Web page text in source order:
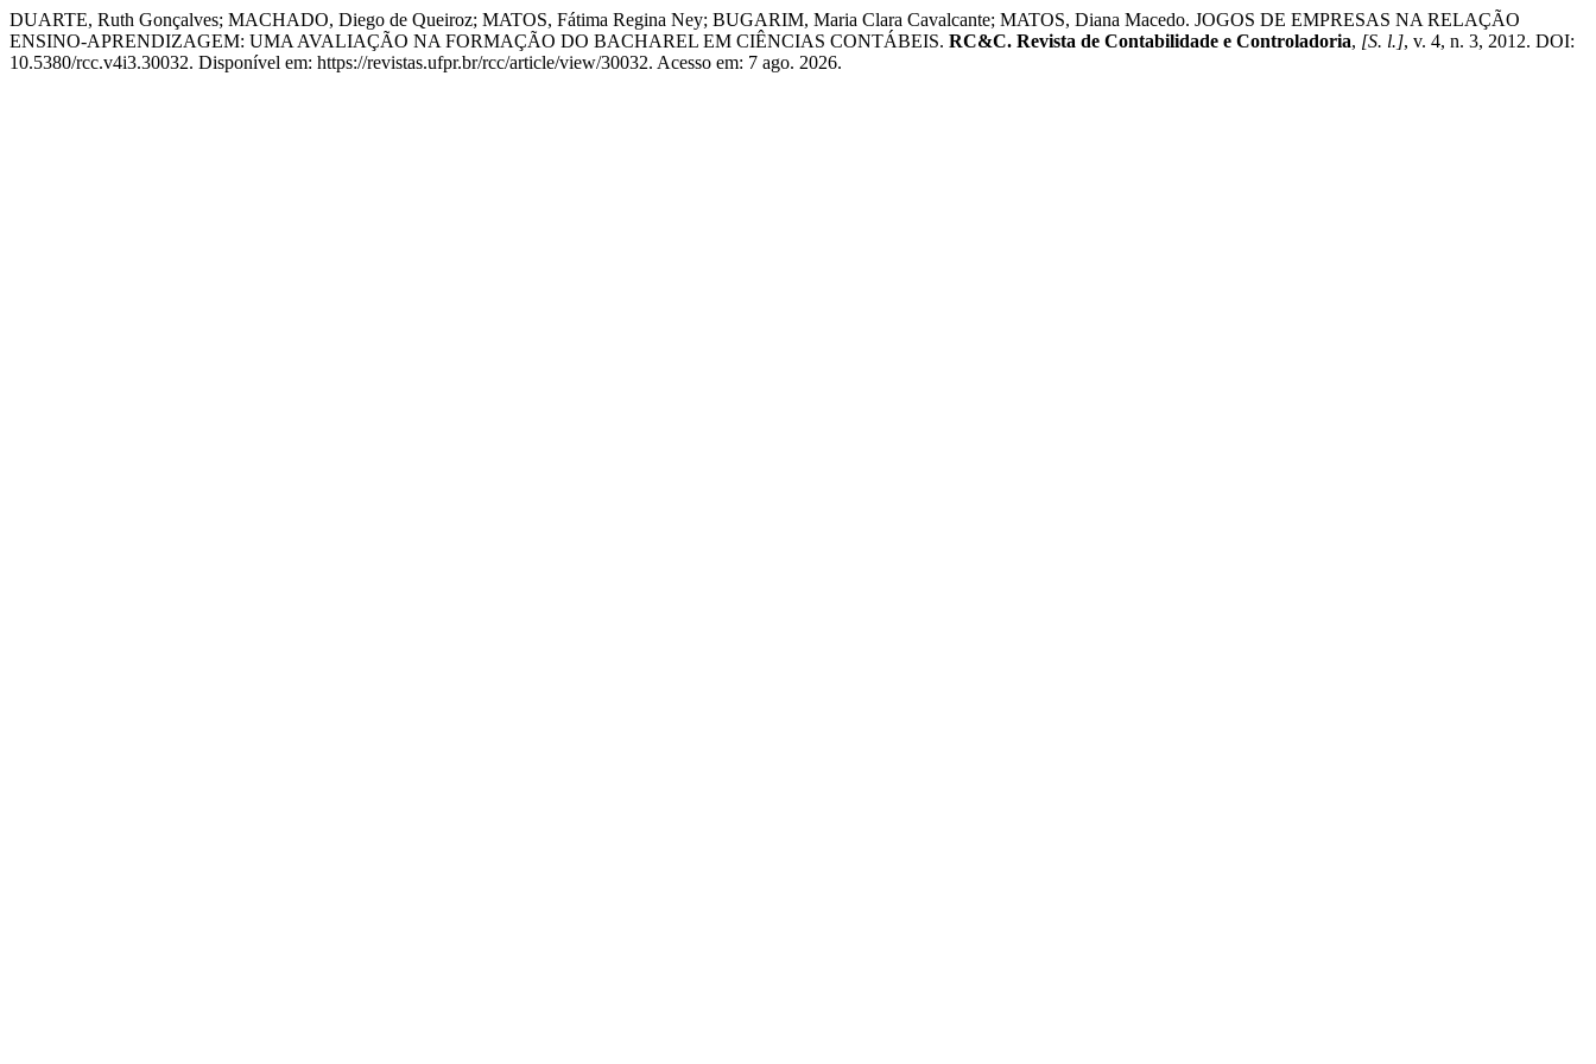
DUARTE, Ruth Gonçalves; MACHADO, Diego de Queiroz; MATOS, Fátima Regina Ney; BUGARIM, Maria Clara Cavalcante; MATOS, Diana Macedo. JOGOS DE EMPRESAS NA RELAÇÃO
ENSINO-APRENDIZAGEM: UMA AVALIAÇÃO NA FORMAÇÃO DO BACHAREL EM CIÊNCIAS CONTÁBEIS. RC&C. Revista de Contabilidade e Controladoria, [S. l.], v. 4, n. 3, 2012. DOI:
10.5380/rcc.v4i3.30032. Disponível em: https://revistas.ufpr.br/rcc/article/view/30032. Acesso em: 7 ago. 2026.